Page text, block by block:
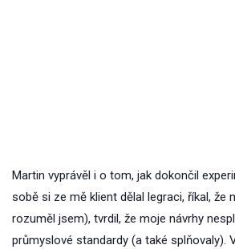
Martin vyprávěl i o tom, jak dokončil
sobě si ze mě klient dělal legraci, říkal, že
rozuměl jsem), tvrdil, že moje návrhy
průmyslové standardy (a také splňovaly).